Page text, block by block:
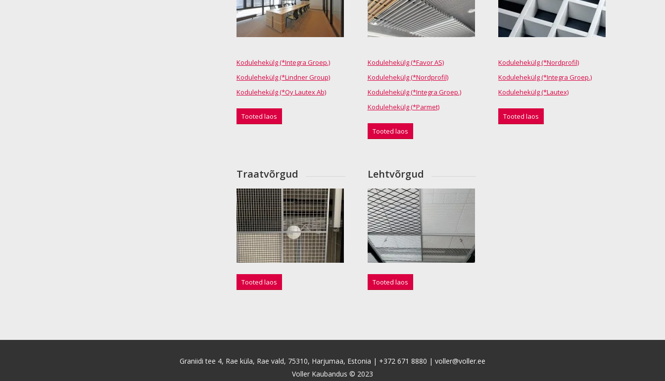
Kodulehekülg (*Integra Groep.)
Kodulehekülg (*Lindner Group)
Kodulehekülg (*Oy Lautex Ab)
Tooted laos
Kodulehekülg (*Favor AS)
Kodulehekülg (*Nordprofil)
Kodulehekülg (*Integra Groep.)
Kodulehekülg (*Parmet)
Tooted laos
Kodulehekülg (*Nordprofil)
Kodulehekülg (*Integra Groep.)
Kodulehekülg (*Lautex)
Tooted laos
Traatvõrgud
Tooted laos
Lehtvõrgud
Tooted laos
Graniidi tee 4, Rae küla, Rae vald, 75310, Harjumaa, Estonia | +372 671 8880 | voller@voller.ee
Voller Kaubandus © 2023